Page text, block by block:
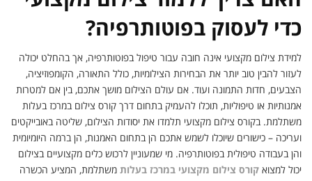
כדי לעסוק בפוטותרפיה?
למידת צילום מקצועי אינה חובה עבור טיפול בפוטותרפיה, אך בהחלט יכולה
לעזור להבין טוב יותר את הבחירות הצילומיות, כולל התאורה, הקומפוזיציה,
הצבעים, חדות התמונה ועוד. אם עולם הצילום מושך אתכם, בין אם למטרות
אמנותיות או טיפוליות, תוכלו להעמיק בתחום דרך קורס צילום במרכז בעלות
משתלמת. בקורס צילום מקצועי תלמדו את יסודות הצילום, שליטה באובייקטים
ועריכה – כישורים שיוכלו לשמש אתכם הן בתחום האמנות, הן ברמה היומיומית
והן בעבודה טיפולית בפוטותרפיה. מי שמעוניין לרכוש כלים מקצועיים בצילום
יכול למצוא קורס צילום מקצועי במרכז בעלות משתלמת, המציע הכשרה